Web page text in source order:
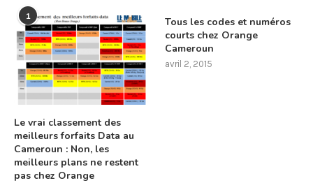
1
Le vrai classement des
meilleurs forfaits Data au
Cameroun : Non, les
meilleurs plans ne restent
pas chez Orange
Tous les codes et numéros
courts chez Orange
Cameroun
avril 2, 2015